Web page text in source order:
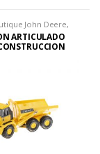
John Deere,
Deere,Jugueter?a
ARTICULADO